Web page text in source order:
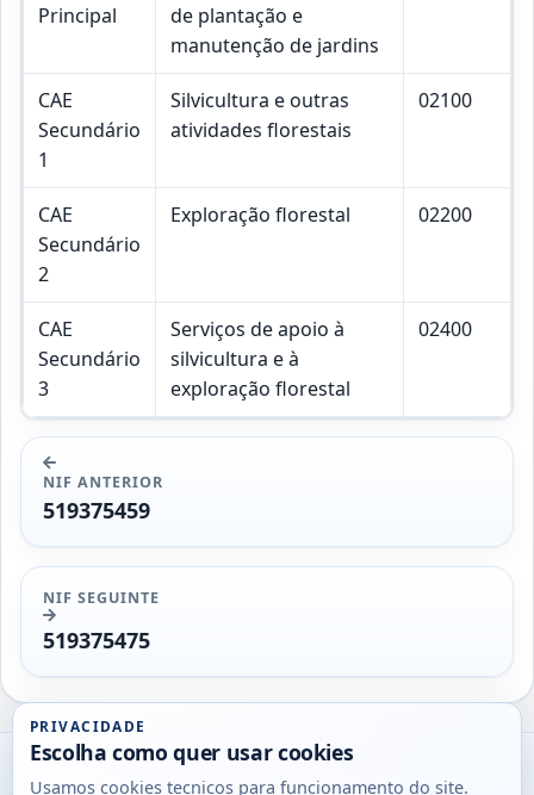
Principal
de plantação e
manutenção de jardins
CAE
Secundário
1
Silvicultura e outras
atividades florestais
02100
CAE
Secundário
2
Exploração florestal 02200
CAE
Secundário
3
Serviços de apoio à
silvicultura e à
exploração florestal
02400
NIF ANTERIOR
519375459
NIF SEGUINTE
519375475
Utils
PRIVACIDADE
Escolha como quer usar cookies
Usamos cookies tecnicos para funcionamento do site.